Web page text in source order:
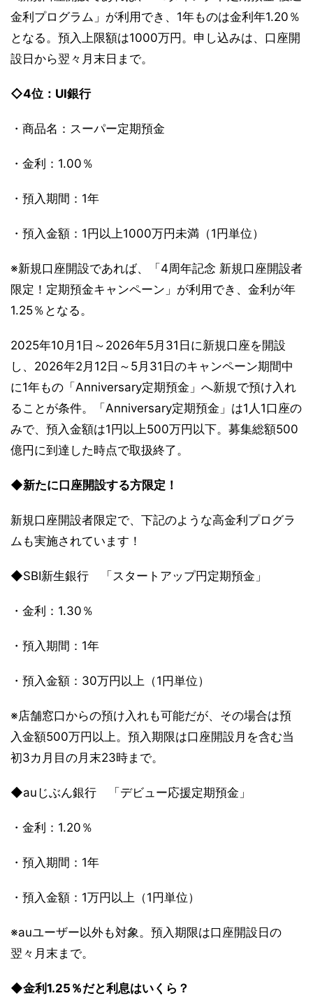
金利プログラム」が利用でき、1年ものは金利年1.20％
となる。預入上限額は1000万円。申し込みは、口座開
設日から翌々月末日まで。
◇4位：UI銀行
・商品名：スーパー定期預金
・金利：1.00％
・預入期間：1年
・預入金額：1円以上1000万円未満（1円単位）
※新規口座開設であれば、「4周年記念 新規口座開設者
限定！定期預金キャンペーン」が利用でき、金利が年
1.25％となる。
2025年10月1日～2026年5月31日に新規口座を開設
し、2026年2月12日～5月31日のキャンペーン期間中
に1年もの「Anniversary定期預金」へ新規で預け入れ
ることが条件。「Anniversary定期預金」は1人1口座の
みで、預入金額は1円以上500万円以下。募集総額500
億円に到達した時点で取扱終了。
◆新たに口座開設する方限定！
新規口座開設者限定で、下記のような高金利プログラ
ムも実施されています！
◆SBI新生銀行 「スタートアップ円定期預金」
・金利：1.30％
・預入期間：1年
・預入金額：30万円以上（1円単位）
※店舗窓口からの預け入れも可能だが、その場合は預
入金額500万円以上。預入期限は口座開設月を含む当
初3カ月目の月末23時まで。
◆auじぶん銀行 「デビュー応援定期預金」
・金利：1.20％
・預入期間：1年
・預入金額：1万円以上（1円単位）
※auユーザー以外も対象。預入期限は口座開設日の
翌々月末まで。
◆金利1.25％だと利息はいくら？